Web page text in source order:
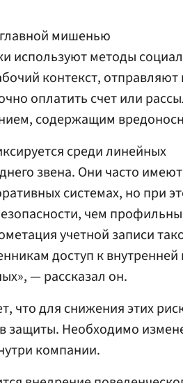
мишенью
используют методы
контекст, отправляют
оплатить счет или
содержащим
среди линейных
звена. Они часто имеют
системах, но при
чем
учетной записи
доступ к внутренней
— рассказал он.
что для снижения этих
защиты. Необходимо
компании.